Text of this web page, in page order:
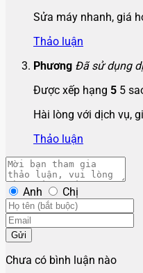
Sửa máy nhanh, giá
Thảo luận
Phương Đã sử dụng
Được xếp hạng 5 5
Hài lòng với dịch vụ,
Thảo luận
Anh Chị
Gửi
Chưa có bình luận nào